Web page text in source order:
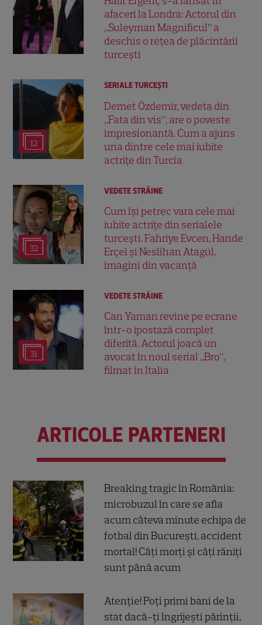
afaceri la Londra: Actorul din
„Suleyman Magnificul” a
deschis o rețea de plăcintării
turcești
12
SERIALE TURCEŞTI
Demet Özdemir, vedeta din
„Fata din vis”, are o poveste
impresionantă. Cum a ajuns
una dintre cele mai iubite
actrițe din Turcia
32
VEDETE STRĂINE
Cum își petrec vara cele mai
iubite actrițe din serialele
turcești. Fahriye Evcen, Hande
Erçel și Neslihan Atagül,
imagini din vacanță
31
VEDETE STRĂINE
Can Yaman revine pe ecrane
într-o ipostază complet
diferită. Actorul joacă un
avocat în noul serial „Bro”,
filmat în Italia
ARTICOLE PARTENERI
Breaking tragic în România:
microbuzul în care se afla
acum câteva minute echipa de
fotbal din București, accident
mortal! Câți morți și câți răniți
sunt până acum
Atenție! Poți primi bani de la
stat dacă-ți îngrijești părinții,